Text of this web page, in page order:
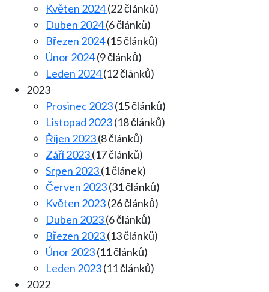
Květen 2024(22 článků)
Duben 2024(6 článků)
Březen 2024(15 článků)
Únor 2024(9 článků)
Leden 2024(12 článků)
2023
Prosinec 2023(15 článků)
Listopad 2023(18 článků)
Říjen 2023(8 článků)
Září 2023(17 článků)
Srpen 2023(1 článek)
Červen 2023(31 článků)
Květen 2023(26 článků)
Duben 2023(6 článků)
Březen 2023(13 článků)
Únor 2023(11 článků)
Leden 2023(11 článků)
2022